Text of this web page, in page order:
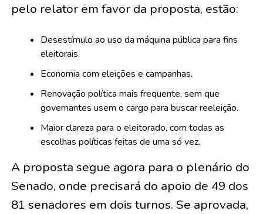
pelo relator em favor da proposta, estão:
Desestímulo ao uso da máquina pública para fins
eleitorais.
Economia com eleições e campanhas.
Renovação política mais frequente, sem que
governantes usem o cargo para buscar reeleição.
Maior clareza para o eleitorado, com todas as
escolhas políticas feitas de uma só vez.
A proposta segue agora para o plenário do
Senado, onde precisará do apoio de 49 dos
81 senadores em dois turnos. Se aprovada,